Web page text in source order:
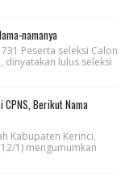
namanya
Peserta seleksi Calon
dinyatakan lulus seleksi
Berikut Nama
Kabupaten Kerinci,
1) mengumumkan